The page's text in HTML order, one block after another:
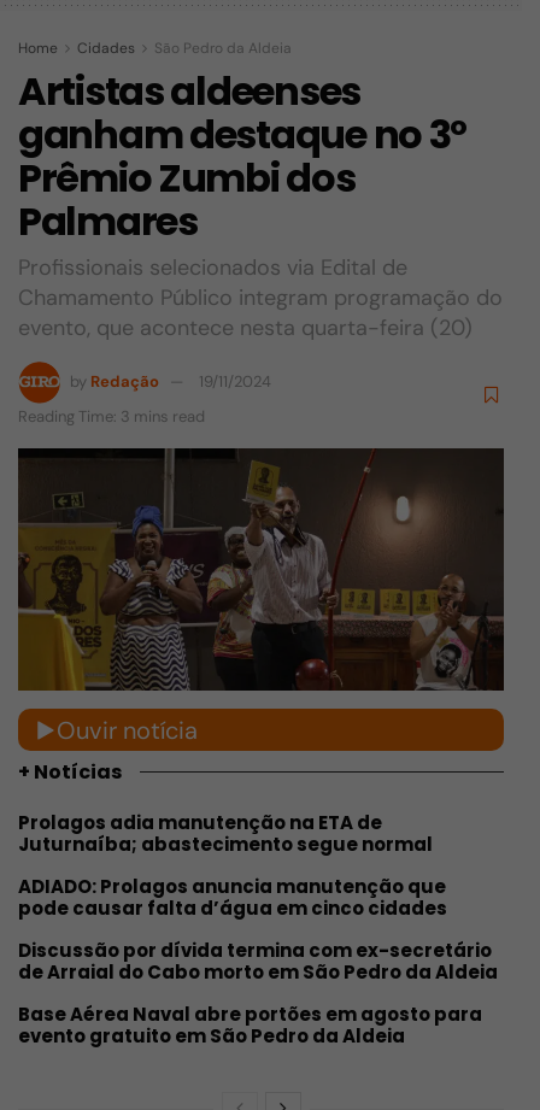
Home Cidades São Pedro da Aldeia
Artistas aldeenses
ganham destaque no 3º
Prêmio Zumbi dos
Palmares
Profissionais selecionados via Edital de
Chamamento Público integram programação do
evento, que acontece nesta quarta-feira (20)
by Redação
19/11/2024
Reading Time: 3 mins read
Ouvir notícia
+ Notícias
Prolagos adia manutenção na ETA de
Juturnaíba; abastecimento segue normal
ADIADO: Prolagos anuncia manutenção que
pode causar falta d’água em cinco cidades
Discussão por dívida termina com ex-secretário
de Arraial do Cabo morto em São Pedro da Aldeia
Base Aérea Naval abre portões em agosto para
evento gratuito em São Pedro da Aldeia